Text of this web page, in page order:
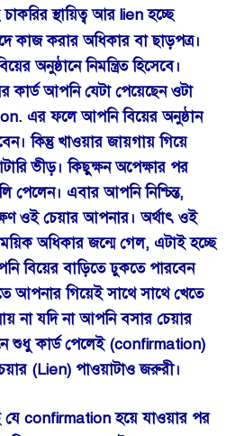
স্থায়িত্ব আর lien হচ্ছে
পদে কাজ করার অধিকার বা ছাড়পত্র।
অনুষ্ঠানে নিমন্ত্রিত হিসেবে।
কার্ড আপনি যেটা পেয়েছেন ওটা
এর ফলে আপনি বিয়ের অনুষ্ঠান
কিন্তু খাওয়ার জায়গায় গিয়ে
ভীড়। কিছুক্ষন অপেক্ষার পর
পেলেন। এবার আপনি নিশ্চিন্ত,
ওই চেয়ার আপনার। অর্থাৎ ওই
অধিকার জন্মে গেল, এটাই হচ্ছে
বিয়ের বাড়িতে ঢুকতে পারবেন
আপনার গিয়েই সাথে সাথে খেতে
না যদি না আপনি বসার চেয়ার
শুধু কার্ড পেলেই (confirmation)
(Lien) পাওয়াটাও জরুরী।
যে confirmation হয়ে যাওয়ার পর